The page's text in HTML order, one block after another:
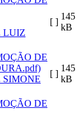
LUIZ
[ ]
145
kB
SIMONE
[ ]
145
kB